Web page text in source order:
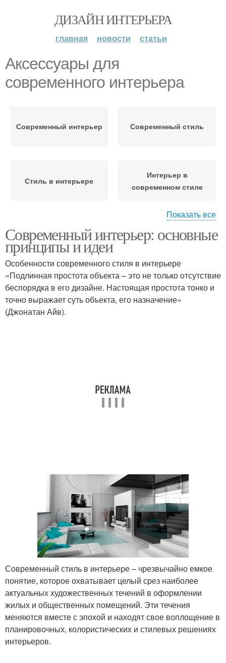
ДИЗАЙН ИНТЕРЬЕРА
главная новости статьи
Аксессуары для
современного интерьера
Современный интерьер Современный стиль
Стиль в интерьере
Интерьер в
современном стиле
современного
интерьера
Теплые аксессуары
Функциональный
интерьер
Современная мебель
Показать все
Современный интерьер: основные
принципы и идеи
Особенности современного стиля в интерьере
«Подлинная простота объекта – это не только отсутствие
беспорядка в его дизайне. Настоящая простота тонко и
точно выражает суть объекта, его назначение»
(Джонатан Айв).
Современный стиль в интерьере – чрезвычайно емкое
понятие, которое охватывает целый срез наиболее
актуальных художественных течений в оформлении
жилых и общественных помещений. Эти течения
меняются вместе с эпохой и находят свое воплощение в
планировочных, колористических и стилевых решениях
интерьеров.